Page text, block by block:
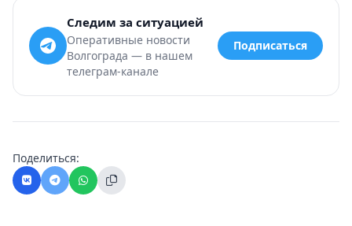
Следим за ситуацией
Оперативные новости
Волгограда — в нашем
телеграм-канале
Подписаться
Поделиться: